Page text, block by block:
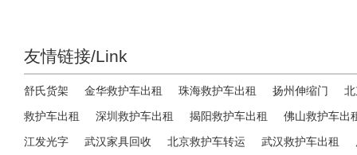
友情链接/Link
舒氏货架 金华救护车出租 珠海救护车出租 扬州伸缩门
救护车出租
深圳救护车出租 揭阳救护车出租
佛山救护车出
江发光字
武汉家具回收 北京救护车转运 武汉救护车出租